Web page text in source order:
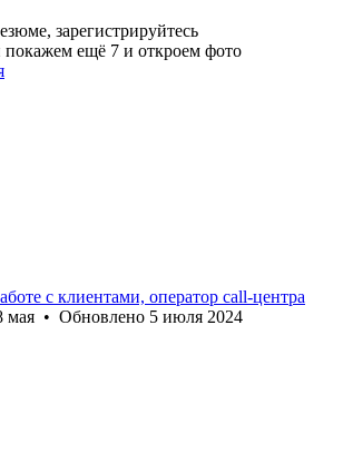
зарегистрируйтесь
покажем ещё 7 и откроем фото
с клиентами, оператор саll-центра
мая • Обновлено 5 июля 2024